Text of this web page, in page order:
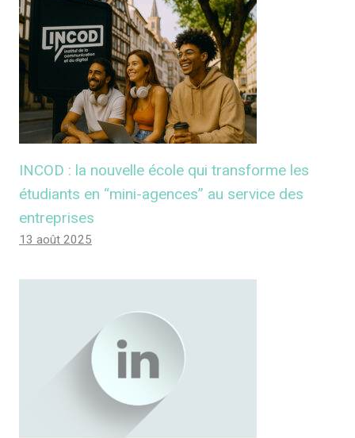
INCOD : la nouvelle école qui transforme les
étudiants en “mini-agences” au service des
entreprises
13 août 2025